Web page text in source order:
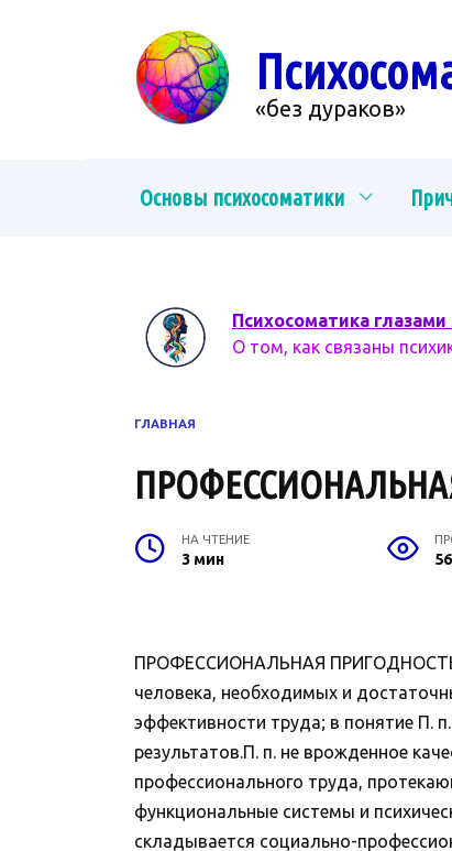
«без дураков»
Основы психосоматики
Психосоматика
О том, как связаны
ГЛАВНАЯ
НА ЧТЕНИЕ
3 мин
ПРОФЕССИОНАЛЬНАЯ ПРИГОДНОСТЬ
человека, необходимых и
эффективности труда; в понятие П.
результатов.П. п. не врожденное
профессионального труда,
функциональные системы и
складывается социально-